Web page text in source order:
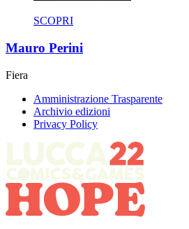
SCOPRI
Mauro Perini
Fiera
Amministrazione Trasparente
Archivio edizioni
Privacy Policy